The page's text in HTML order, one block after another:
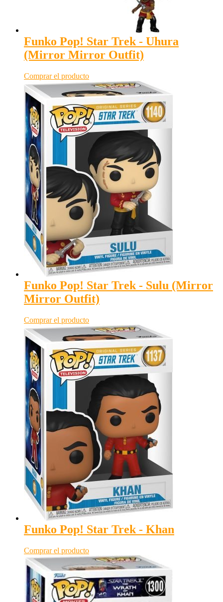
Funko Pop! Star Trek - Uhura
(Mirror Mirror Outfit)
Comprar el producto
Funko Pop! Star Trek - Sulu (Mirror
Mirror Outfit)
Comprar el producto
Funko Pop! Star Trek - Khan
Comprar el producto